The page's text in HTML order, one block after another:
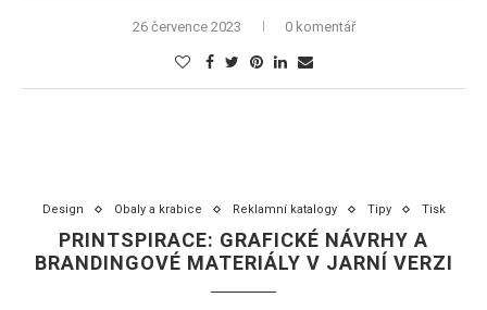
26 července 2023 0 komentář
Design Obaly a krabice Reklamní katalogy Tipy Tisk
PRINTSPIRACE: GRAFICKÉ NÁVRHY A
BRANDINGOVÉ MATERIÁLY V JARNÍ VERZI